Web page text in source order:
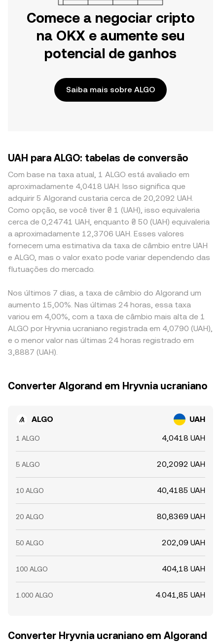
Comece a negociar cripto
na OKX e aumente seu
potencial de ganhos
Saiba mais sobre ALGO
UAH para ALGO: tabelas de conversão
Com base na taxa atual, 1 ALGO está avaliado em
aproximadamente 4,0418 UAH. Isso significa que
adquirir 5 Algorand custaria cerca de 20,2092 UAH.
Como opção, se você tiver ₴ 1 (UAH), isso equivaleria
cerca de 0,24741 UAH, enquanto ₴ 50 (UAH) equivaleria
a aproximadamente 12,3706 UAH. Esses valores
fornecem uma estimativa da taxa de câmbio entre UAH
e ALGO, mas o valor exato pode variar dependendo das
flutuações do mercado.
Nos últimos 7 dias, a taxa de câmbio do Algorand um
aumento 15,00%. Nas últimas 24 horas, essa taxa
variou em 4,00%, com a taxa de câmbio mais alta de 1
ALGO por Hryvnia ucraniano registrada em 4,0790 (UAH),
e o menor valor nas últimas 24 horas registrado em
3,8887 (UAH).
Converter Algorand em Hryvnia ucraniano
ALGO UAH
1 ALGO 4,0418 UAH
5 ALGO 20,2092 UAH
10 ALGO 40,4185 UAH
20 ALGO 80,8369 UAH
50 ALGO 202,09 UAH
100 ALGO 404,18 UAH
1.000 ALGO 4.041,85 UAH
Converter Hryvnia ucraniano em Algorand